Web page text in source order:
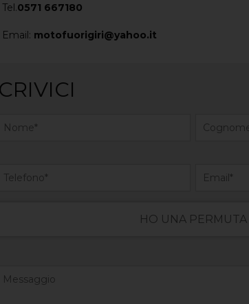
Tel.0571 667180
Email: motofuorigiri@yahoo.it
HO UNA PERMUTA